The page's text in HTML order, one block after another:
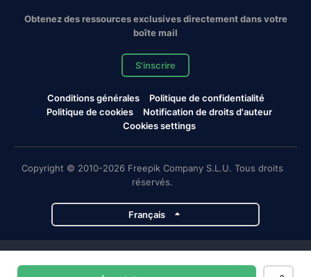
Obtenez des ressources exclusives directement dans votre
boîte mail
S'inscrire
Conditions générales
Politique de confidentialité
Politique de cookies
Notification de droits d'auteur
Cookies settings
Copyright © 2010-2026 Freepik Company S.L.U. Tous droits
réservés.
Français